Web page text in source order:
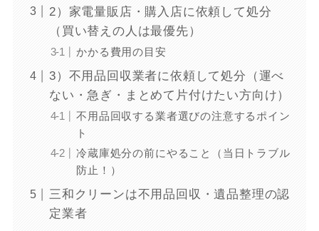
2）家電量販店・購入店に依頼して処分
（買い替えの人は最優先）
かかる費用の目安
3）不用品回収業者に依頼して処分（運べ
ない・急ぎ・まとめて片付けたい方向け）
不用品回収する業者選びの注意するポイン
ト
冷蔵庫処分の前にやること（当日トラブル
防止！）
三和クリーンは不用品回収・遺品整理の認
定業者